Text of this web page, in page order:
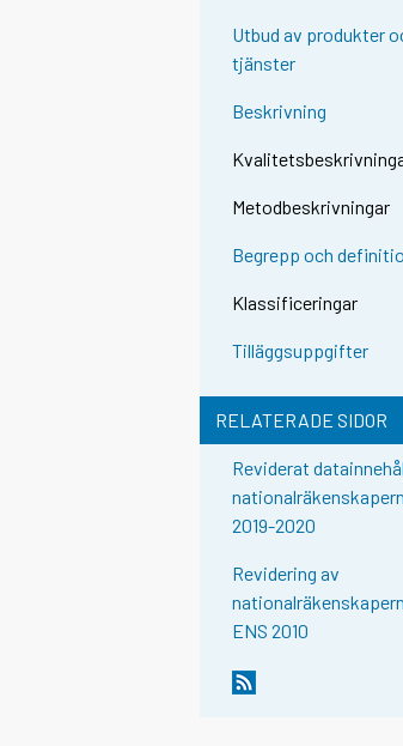
Utbud av produkter
tjänster
Beskrivning
Metodbeskrivningar
Begrepp och
Klassificeringar
Tilläggsuppgifter
RELATERADE SIDOR
Reviderat
2019-2020
Revidering av
ENS 2010